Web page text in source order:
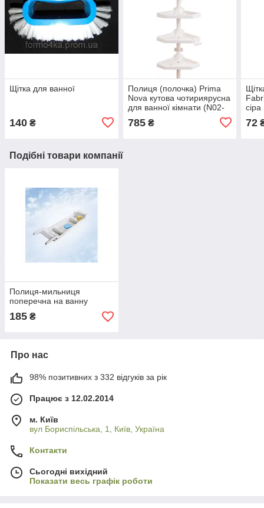
Щітка для ванної
140 ₴
Полиця (полочка) Prima
Nova кутова чотириярусна
для ванної кімнати (N02-
785₴ 72
Подібні товари компанії
Полиця-мильниця
поперечна на ванну
185 ₴
Про нас
98% позитивних з 332 відгуків за рік
Працює з 12.02.2014
м. Київ
вул Бориспільська, 1, Київ, Україна
Контакти
Сьогодні вихідний
Показати весь графік роботи